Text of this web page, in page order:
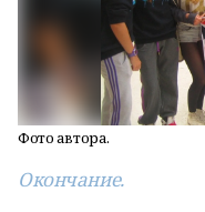
Фото автора.
Окончание.